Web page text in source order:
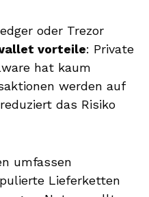
oder Trezor
vorteile: Private
hat kaum
werden auf
das Risiko
umfassen
Lieferketten